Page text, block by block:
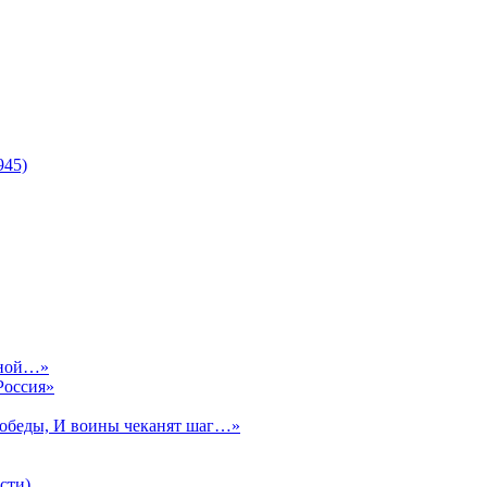
И воины чеканят шаг…»